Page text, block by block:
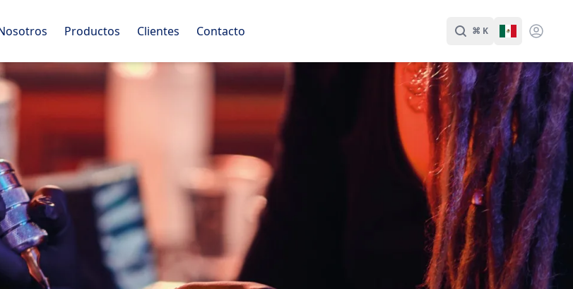
Productos Clientes Contacto Buscar
⌘ K Cambiar